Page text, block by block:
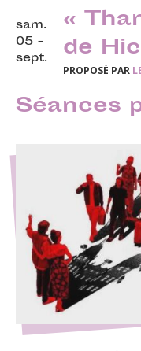
sam.
05 -
sept.
«
de
PROPOSÉ PAR
Séances